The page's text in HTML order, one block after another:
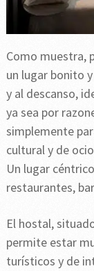
Como muestra,
un lugar bonito
y al descanso,
ya sea por
simplemente
cultural y de
Un lugar
restaurantes,
El hostal,
permite estar
turísticos y de